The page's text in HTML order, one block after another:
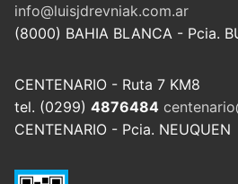
info@luisjdrevniak.com.ar
(8000) BAHIA BLANCA - Pcia.
CENTENARIO - Ruta 7 KM8
tel. (0299) 4876484
CENTENARIO - Pcia. NEUQUEN